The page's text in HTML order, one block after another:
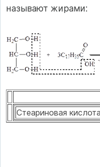
называют жирами:
Стеариновая кислота